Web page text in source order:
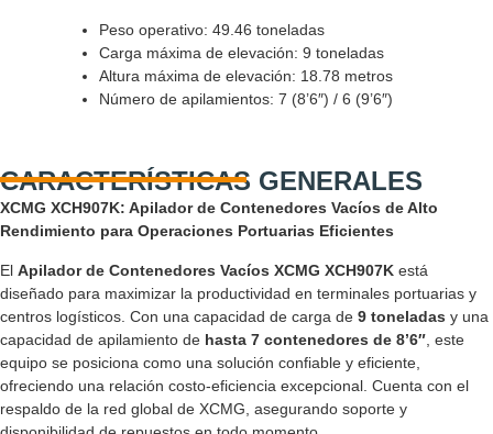
Peso operativo: 49.46 toneladas
Carga máxima de elevación: 9 toneladas
Altura máxima de elevación: 18.78 metros
Número de apilamientos: 7 (8’6″) / 6 (9’6″)
CARACTERÍSTICAS GENERALES
XCMG XCH907K: Apilador de Contenedores Vacíos de Alto
Rendimiento para Operaciones Portuarias Eficientes
El Apilador de Contenedores Vacíos XCMG XCH907K está
diseñado para maximizar la productividad en terminales portuarias y
centros logísticos. Con una capacidad de carga de 9 toneladas y una
capacidad de apilamiento de hasta 7 contenedores de 8’6″ , este
equipo se posiciona como una solución confiable y eficiente,
ofreciendo una relación costo-eficiencia excepcional. Cuenta con el
respaldo de la red global de XCMG, asegurando soporte y